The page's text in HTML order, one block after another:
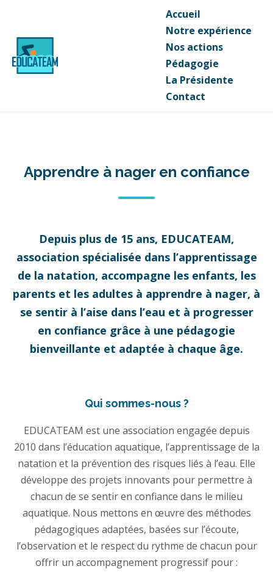
Accueil
Notre expérience
Nos actions
Pédagogie
La Présidente
Contact
Apprendre à nager en confiance
Depuis plus de 15 ans, EDUCATEAM,
association spécialisée dans l’apprentissage
de la natation, accompagne les enfants, les
parents et les adultes à apprendre à nager, à
se sentir à l’aise dans l’eau et à progresser
en confiance grâce à une pédagogie
bienveillante et adaptée à chaque âge.
Qui sommes-nous ?
EDUCATEAM est une association engagée depuis
2010 dans l’éducation aquatique, l’apprentissage de la
natation et la prévention des risques liés à l’eau. Elle
développe des projets innovants pour permettre à
chacun de se sentir en confiance dans le milieu
aquatique. Nous mettons en œuvre des méthodes
pédagogiques adaptées, basées sur l’écoute,
l’observation et le respect du rythme de chacun pour
offrir un accompagnement progressif pour :